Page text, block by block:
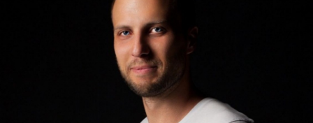
Политика и соглашение на обработку
персональных данных